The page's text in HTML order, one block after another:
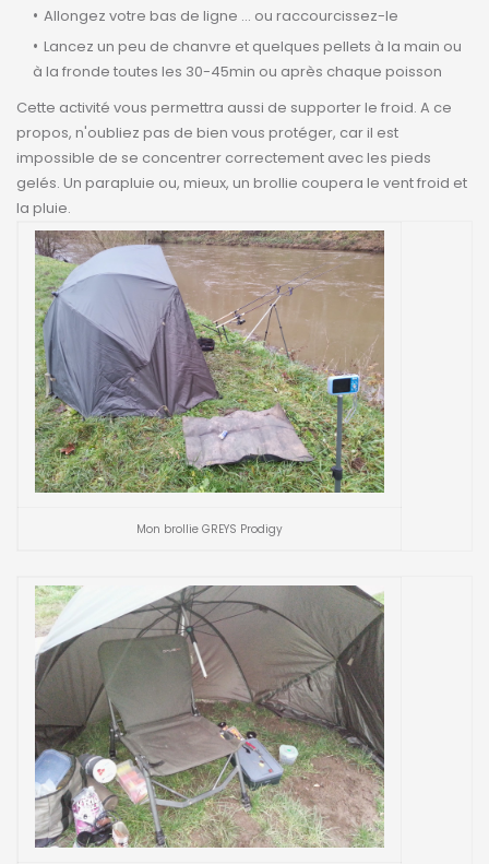
Allongez votre bas de ligne ... ou raccourcissez-le
Lancez un peu de chanvre et quelques pellets à la main ou
à la fronde toutes les 30-45min ou après chaque poisson
Cette activité vous permettra aussi de supporter le froid. A ce
propos, n'oubliez pas de bien vous protéger, car il est
impossible de se concentrer correctement avec les pieds
gelés. Un parapluie ou, mieux, un brollie coupera le vent froid et
la pluie.
Mon brollie GREYS Prodigy